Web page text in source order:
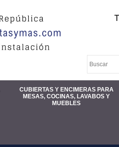
CUBIERTAS Y ENCIMERAS PARA
MESAS, COCINAS, LAVABOS Y
MUEBLES